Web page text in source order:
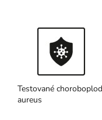
Testované
aureus